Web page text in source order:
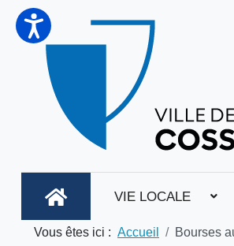
VIE LOCALE
Vous êtes ici : Accueil Bourses